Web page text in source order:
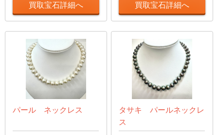
買取宝石詳細へ 買取宝石詳細へ
パール ネックレス
タサキ パールネックレ
ス